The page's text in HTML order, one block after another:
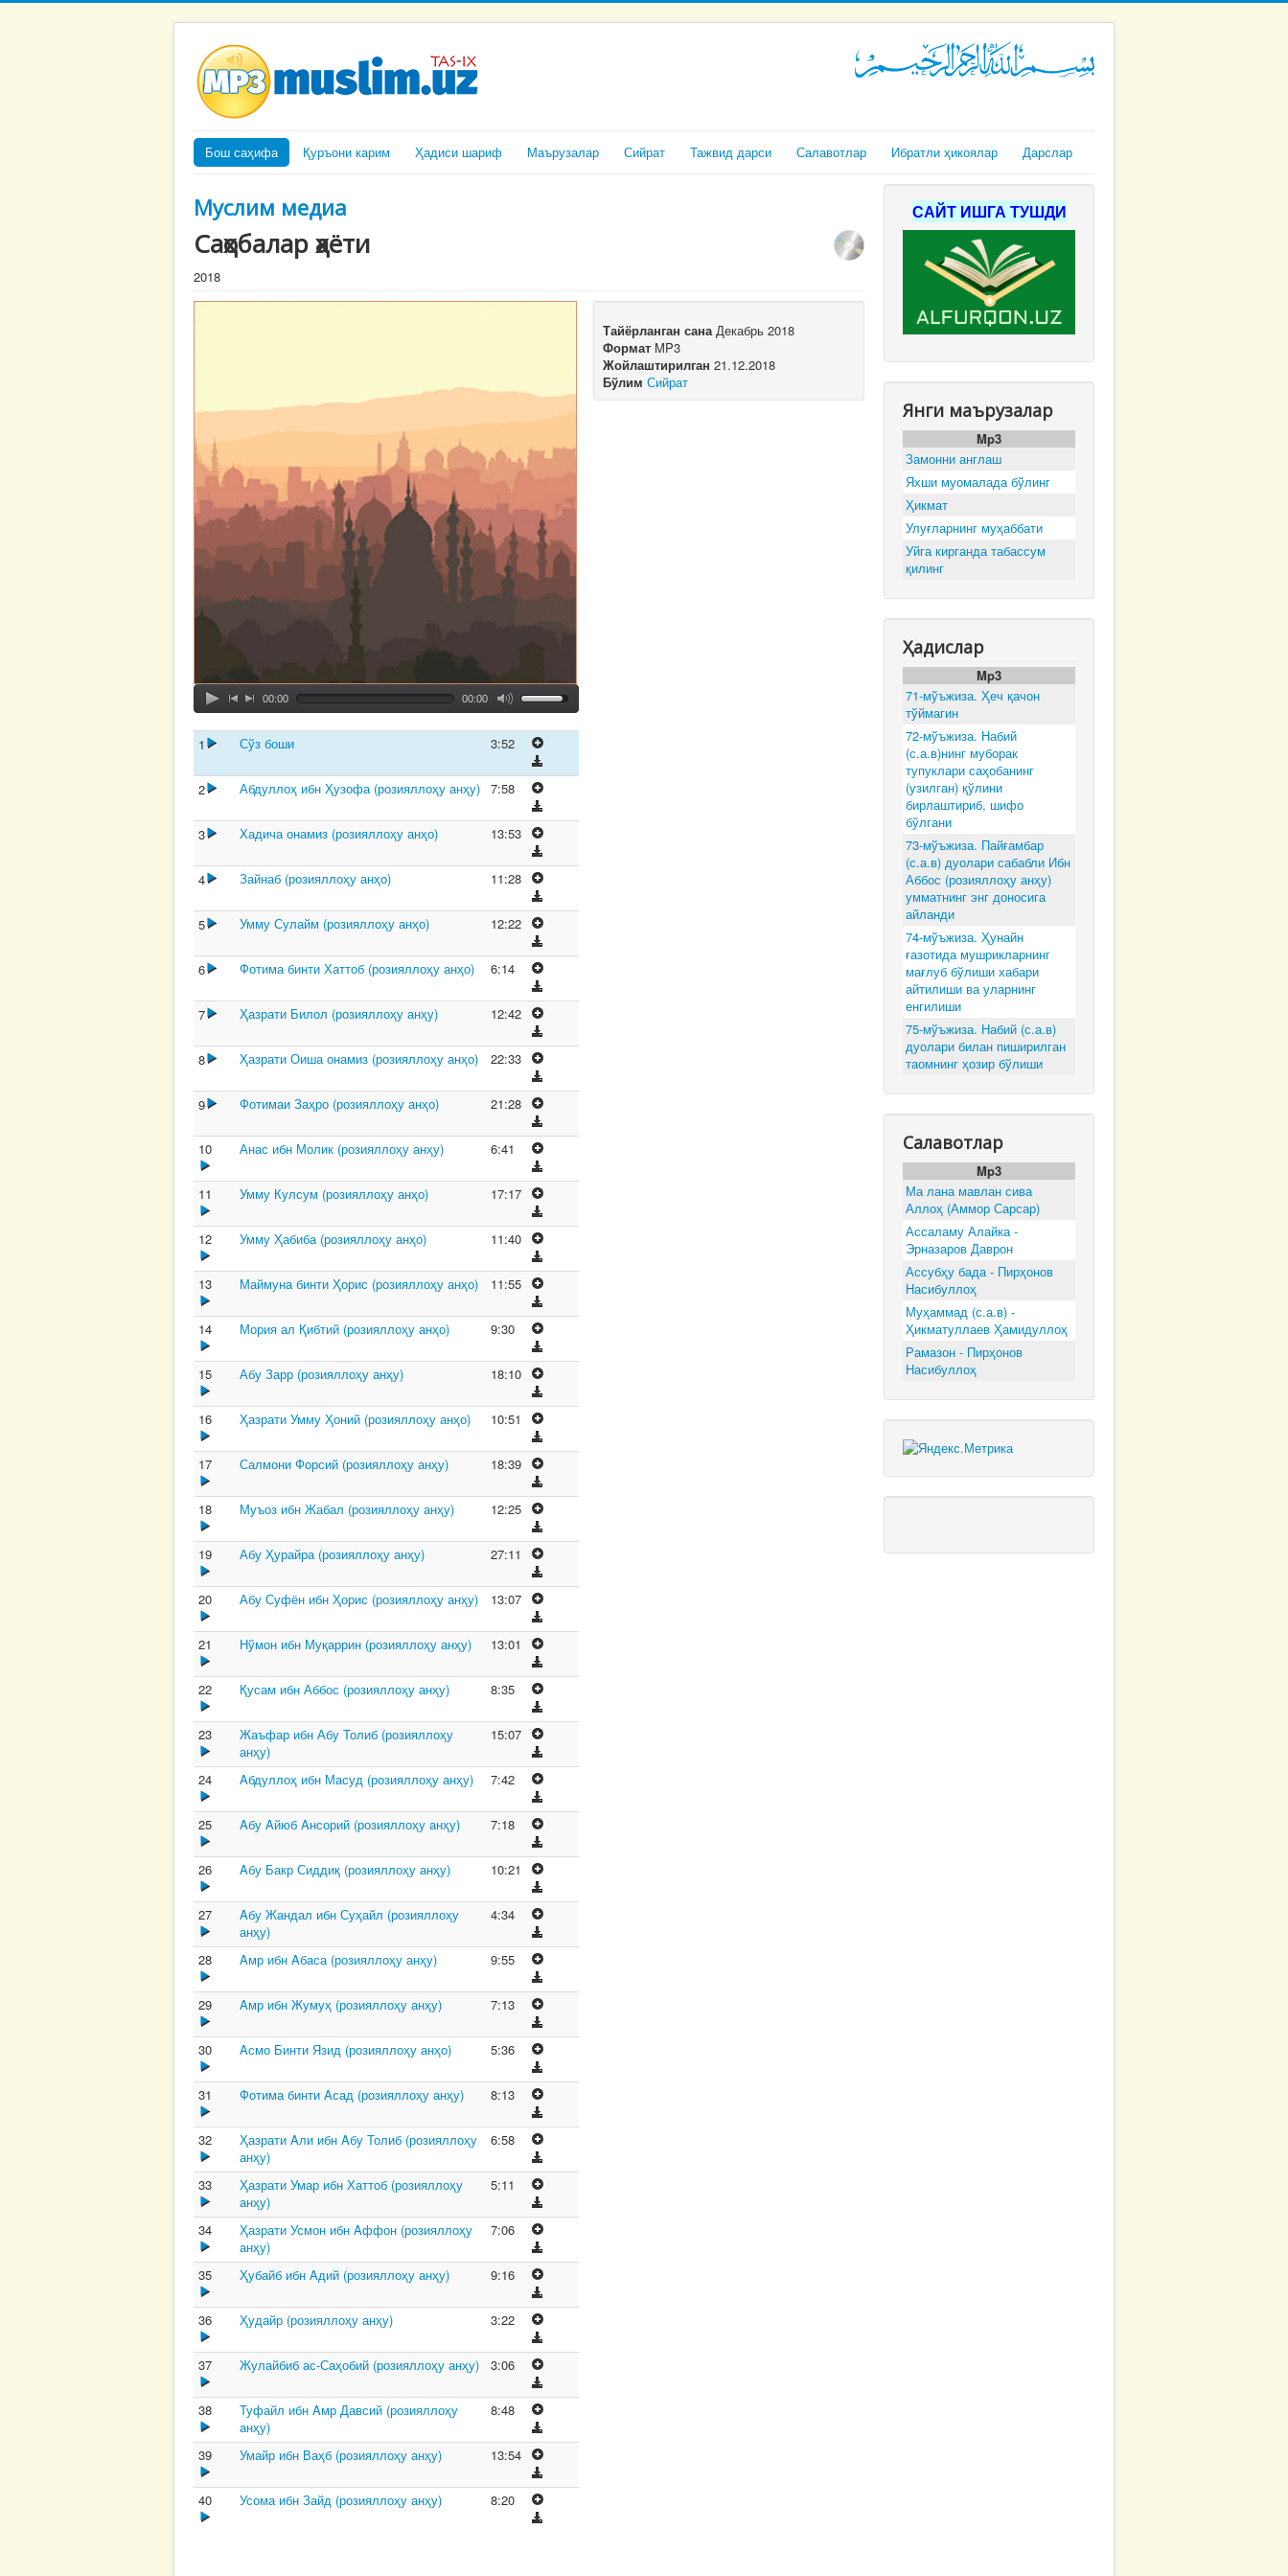
Бош саҳифа Қуръони карим Ҳадиси шариф Маърузалар Сийрат Тажвид дарси Салавотлар Ибратли ҳикоялар Дарслар
Муслим медиа
Саҳобалар ҳаёти
2018
00:00 00:00
1 Сўз боши 3:52
2 Абдуллоҳ ибн Ҳузофа (розияллоҳу анҳу) 7:58
3 Хадича онамиз (розияллоҳу анҳо) 13:53
4 Зайнаб (розияллоҳу анҳо) 11:28
5 Умму Сулайм (розияллоҳу анҳо) 12:22
6 Фотима бинти Хаттоб (розияллоҳу анҳо) 6:14
7 Ҳазрати Билол (розияллоҳу анҳу) 12:42
8 Ҳазрати Оиша онамиз (розияллоҳу анҳо) 22:33
9 Фотимаи Заҳро (розияллоҳу анҳо) 21:28
10 Анас ибн Молик (розияллоҳу анҳу) 6:41
11 Умму Кулсум (розияллоҳу анҳо) 17:17
12 Умму Ҳабиба (розияллоҳу анҳо) 11:40
13 Маймуна бинти Ҳорис (розияллоҳу анҳо) 11:55
14 Мория ал Қибтий (розияллоҳу анҳо) 9:30
15 Абу Зарр (розияллоҳу анҳу) 18:10
16 Ҳазрати Умму Ҳоний (розияллоҳу анҳо) 10:51
17 Салмони Форсий (розияллоҳу анҳу) 18:39
18 Муъоз ибн Жабал (розияллоҳу анҳу) 12:25
19 Абу Ҳурайра (розияллоҳу анҳу) 27:11
20 Абу Суфён ибн Ҳорис (розияллоҳу анҳу) 13:07
21 Нўмон ибн Муқаррин (розияллоҳу анҳу) 13:01
22 Қусам ибн Аббос (розияллоҳу анҳу) 8:35
23
Жаъфар ибн Абу Толиб (розияллоҳу
анҳу)
15:07
24 Aбдуллоҳ ибн Масуд (розияллоҳу анҳу) 7:42
25 Aбу Aйюб Aнсорий (розияллоҳу анҳу) 7:18
26 Aбу Бакр Сиддиқ (розияллоҳу анҳу) 10:21
27
Aбу Жандал ибн Суҳайл (розияллоҳу
анҳу)
4:34
28 Aмр ибн Aбаса (розияллоҳу анҳу) 9:55
29 Aмр ибн Жумуҳ (розияллоҳу анҳу) 7:13
30 Aсмо Бинти Язид (розияллоҳу анҳо) 5:36
31 Фотима бинти Aсад (розияллоҳу анҳу) 8:13
32
Ҳазрати Aли ибн Aбу Толиб (розияллоҳу
анҳу)
6:58
33
Ҳазрати Умар ибн Хаттоб (розияллоҳу
анҳу)
5:11
34
Ҳазрати Усмон ибн Aффон (розияллоҳу
анҳу)
7:06
35 Ҳубайб ибн Aдий (розияллоҳу анҳу) 9:16
36 Ҳудайр (розияллоҳу анҳу) 3:22
37 Жулайбиб ас-Саҳобий (розияллоҳу анҳу) 3:06
38
Туфайл ибн Aмр Давсий (розияллоҳу
анҳу)
8:48
39 Умайр ибн Ваҳб (розияллоҳу анҳу) 13:54
40 Усома ибн Зайд (розияллоҳу анҳу) 8:20
Тайёрланган сана Декабрь 2018
Формат MP3
Жойлаштирилган 21.12.2018
Бўлим Сийрат
САЙТ ИШГА ТУШДИ
Янги маърузалар
Mp3
Замонни англаш
Яхши муомалада бўлинг
Ҳикмат
Улуғларнинг муҳаббати
Уйга кирганда табассум
қилинг
Ҳадислар
Mp3
71-мўъжиза. Ҳеч қачон
тўймагин
72-мўъжиза. Набий
(с.а.в)нинг муборак
тупуклари саҳобанинг
(узилган) қўлини
бирлаштириб, шифо
бўлгани
73-мўъжиза. Пайғамбар
(с.а.в) дуолари сабабли Ибн
Аббос (розияллоҳу анҳу)
умматнинг энг доносига
айланди
74-мўъжиза. Ҳунайн
ғазотида мушрикларнинг
мағлуб бўлиши хабари
айтилиши ва уларнинг
енгилиши
75-мўъжиза. Набий (с.а.в)
дуолари билан пиширилган
таомнинг ҳозир бўлиши
Салавотлар
Mp3
Ма лана мавлан сива
Аллоҳ (Аммор Сарсар)
Ассаламу Алайка -
Эрназаров Даврон
Ассубҳу бада - Пирҳонов
Насибуллоҳ
Муҳаммад (с.а.в) -
Ҳикматуллаев Ҳамидуллоҳ
Рамазон - Пирҳонов
Насибуллоҳ